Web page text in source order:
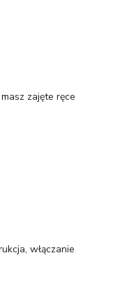
zajęte ręce
włączanie